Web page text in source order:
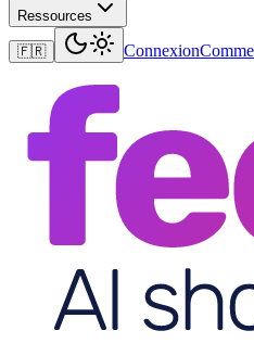
Ressources
🇫🇷 Connexion